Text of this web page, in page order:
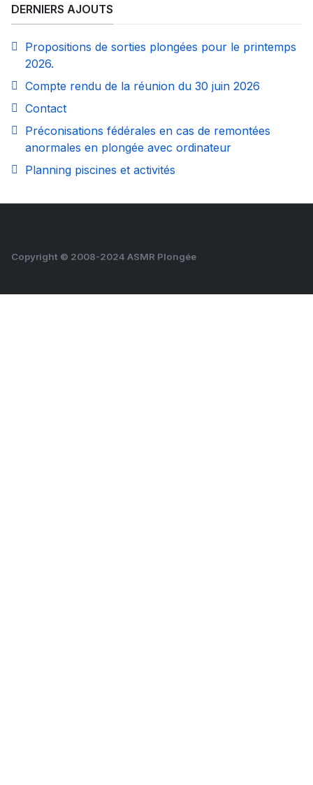
DERNIERS AJOUTS
Propositions de sorties plongées pour le printemps
2026.
Compte rendu de la réunion du 30 juin 2026
Contact
Préconisations fédérales en cas de remontées
anormales en plongée avec ordinateur
Planning piscines et activités
Copyright © 2008-2024 ASMR Plongée